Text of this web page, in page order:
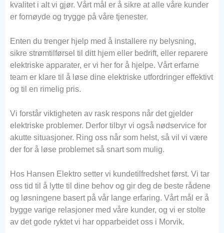
kvalitet i alt vi gjør. Vårt mål er å sikre at alle våre kunder
er fornøyde og trygge på våre tjenester.
Enten du trenger hjelp med å installere ny belysning,
sikre strømtilførsel til ditt hjem eller bedrift, eller reparere
elektriske apparater, er vi her for å hjelpe. Vårt erfarne
team er klare til å løse dine elektriske utfordringer effektivt
og til en rimelig pris.
Vi forstår viktigheten av rask respons når det gjelder
elektriske problemer. Derfor tilbyr vi også nødservice for
akutte situasjoner. Ring oss når som helst, så vil vi være
der for å løse problemet så snart som mulig.
Hos Hansen Elektro setter vi kundetilfredshet først. Vi tar
oss tid til å lytte til dine behov og gir deg de beste rådene
og løsningene basert på vår lange erfaring. Vårt mål er å
bygge varige relasjoner med våre kunder, og vi er stolte
av det gode ryktet vi har opparbeidet oss i Morvik.